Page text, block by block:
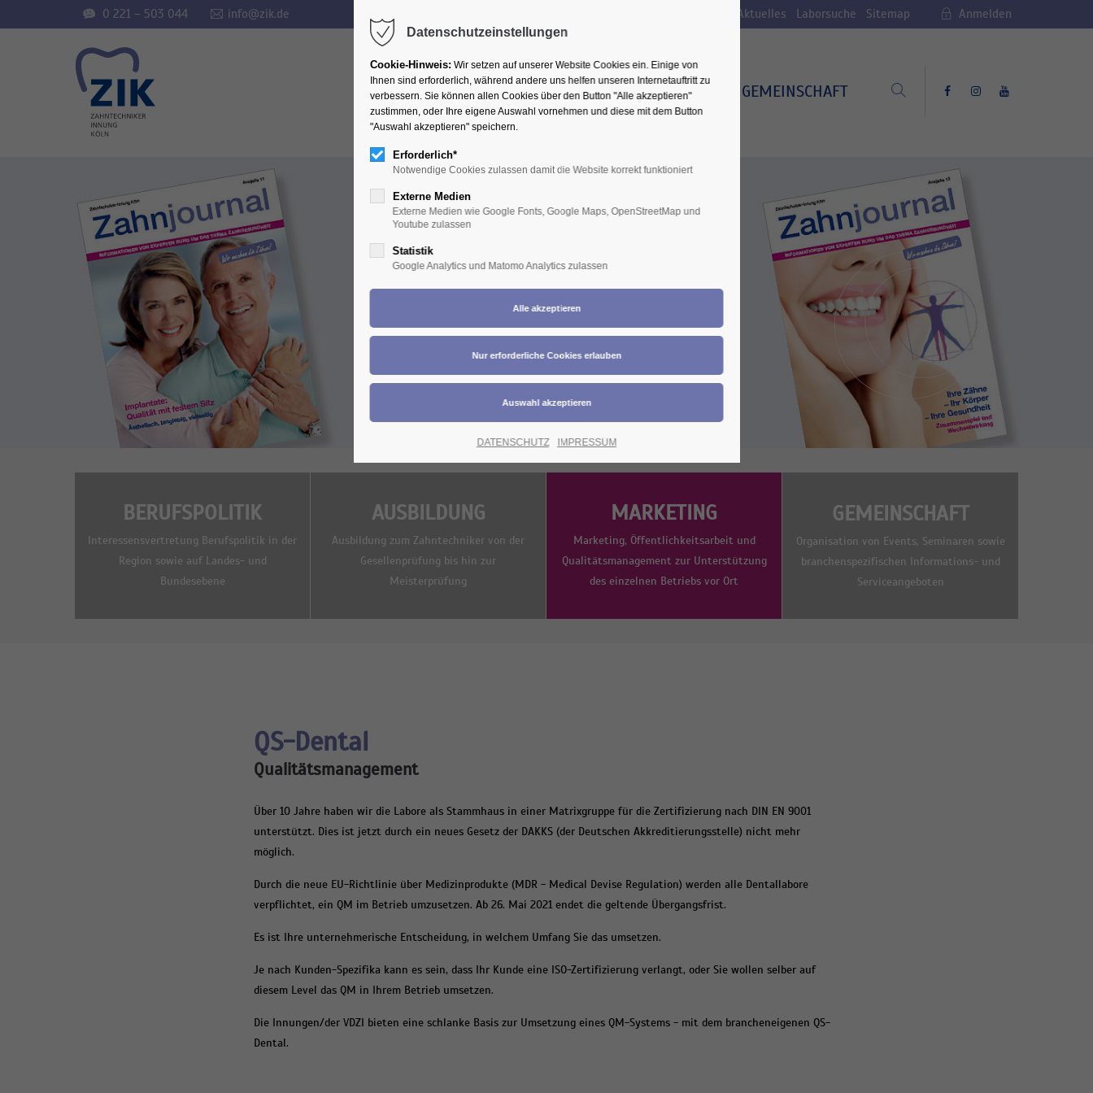
0 221 – 503 044 info@zik.de Aktuelles Laborsuche Sitemap Anmelden
BERUFSPOLITIK AUSBILDUNG MARKETING GEMEINSCHAFT
BERUFSPOLITIK
Interessensvertretung Berufspolitik in der
Region sowie auf Landes- und
Bundesebene
AUSBILDUNG
Ausbildung zum Zahntechniker von der
Gesellenprüfung bis hin zur
Meisterprüfung
MARKETING
Marketing, Öffentlichkeitsarbeit und
Qualitätsmanagement zur Unterstützung
des einzelnen Betriebs vor Ort
GEMEINSCHAFT
Organisation von Events, Seminaren sowie
branchenspezifischen Informations- und
Serviceangeboten
QS-Dental
Qualitätsmanagement
Über 10 Jahre haben wir die Labore als Stammhaus in einer Matrixgruppe für die Zertifizierung nach DIN EN 9001
unterstützt. Dies ist jetzt durch ein neues Gesetz der DAKKS (der Deutschen Akkreditierungsstelle) nicht mehr
möglich.
Durch die neue EU-Richtlinie über Medizinprodukte (MDR - Medical Devise Regulation) werden alle Dentallabore
verpflichtet, ein QM im Betrieb umzusetzen. Ab 26. Mai 2021 endet die geltende Übergangsfrist.
Es ist Ihre unternehmerische Entscheidung, in welchem Umfang Sie das umsetzen.
Je nach Kunden-Spezifika kann es sein, dass Ihr Kunde eine ISO-Zertifizierung verlangt, oder Sie wollen selber auf
diesem Level das QM in Ihrem Betrieb umsetzen.
Die Innungen/der VDZI bieten eine schlanke Basis zur Umsetzung eines QM-Systems - mit dem brancheneigenen QS-
Dental.
Datenschutzeinstellungen
Cookie-Hinweis: Wir setzen auf unserer Website Cookies ein. Einige von
Ihnen sind erforderlich, während andere uns helfen unseren Internetauftritt zu
verbessern. Sie können allen Cookies über den Button "Alle akzeptieren"
zustimmen, oder Ihre eigene Auswahl vornehmen und diese mit dem Button
"Auswahl akzeptieren" speichern.
Erforderlich*
Notwendige Cookies zulassen damit die Website korrekt funktioniert
Externe Medien
Externe Medien wie Google Fonts, Google Maps, OpenStreetMap und
Youtube zulassen
Statistik
Google Analytics und Matomo Analytics zulassen
DATENSCHUTZ IMPRESSUM